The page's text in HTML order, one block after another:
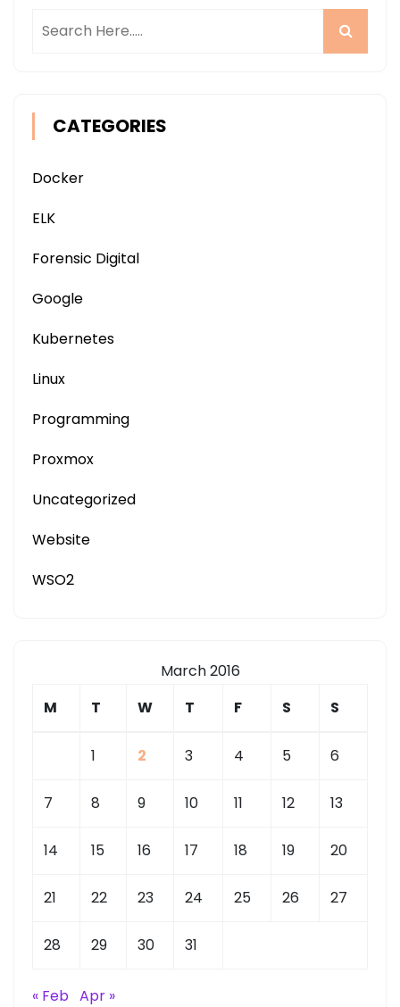
CATEGORIES
Docker
ELK
Forensic Digital
Google
Kubernetes
Linux
Programming
Proxmox
Uncategorized
Website
WSO2
March 2016
M
T W T F S S
1 2 3 4 5 6
7 8 9 10 11 12 13
14 15 16 17 18 19 20
21 22 23 24 25 26 27
28 29 30 31
« Feb Apr »